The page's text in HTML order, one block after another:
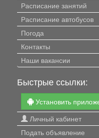
Расписание занятий
Расписание автобусов
Погода
Контакты
Наши вакансии
Быстрые ссылки:
Установить
Личный кабинет
Подать объявление